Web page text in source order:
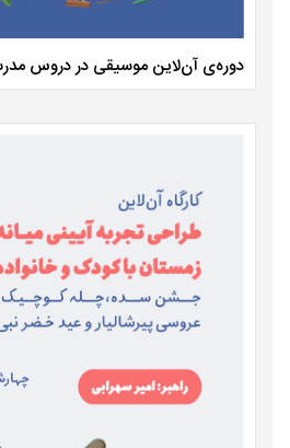
دوره‌ی آن‌لاین موسیقی در دروس مدرسه (۶